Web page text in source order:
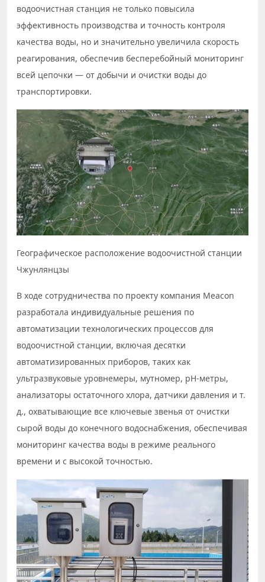
водоочистная станция не только повысила
эффективность производства и точность контроля
качества воды, но и значительно увеличила скорость
реагирования, обеспечив бесперебойный мониторинг
всей цепочки — от добычи и очистки воды до
транспортировки.
Географическое расположение водоочистной станции
Чжунлянцзы
В ходе сотрудничества по проекту компания Meacon
разработала индивидуальные решения по
автоматизации технологических процессов для
водоочистной станции, включая десятки
автоматизированных приборов, таких как
ультразвуковые уровнемеры, мутномер, pH-метры,
анализаторы остаточного хлора, датчики давления и т.
д., охватывающие все ключевые звенья от очистки
сырой воды до конечного водоснабжения, обеспечивая
мониторинг качества воды в режиме реального
времени и с высокой точностью.